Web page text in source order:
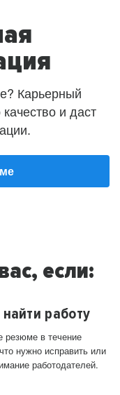
Карьерный
и даст
если:
работу
резюме в течение
нужно исправить или
работодателей.